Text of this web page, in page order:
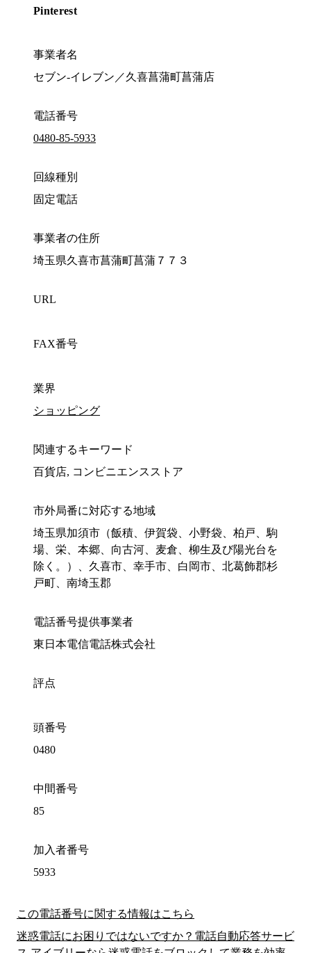
Pinterest
事業者名
セブン‐イレブン／久喜菖蒲町菖蒲店
電話番号
0480-85-5933
回線種別
固定電話
事業者の住所
埼玉県久喜市菖蒲町菖蒲７７３
URL
FAX番号
業界
ショッピング
関連するキーワード
百貨店, コンビニエンスストア
市外局番に対応する地域
埼玉県加須市（飯積、伊賀袋、小野袋、柏戸、駒
場、栄、本郷、向古河、麦倉、柳生及び陽光台を
除く。）、久喜市、幸手市、白岡市、北葛飾郡杉
戸町、南埼玉郡
電話番号提供事業者
東日本電信電話株式会社
評点
頭番号
0480
中間番号
85
加入者番号
5933
この電話番号に関する情報はこちら
迷惑電話にお困りではないですか？電話自動応答サービ